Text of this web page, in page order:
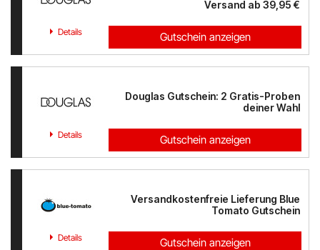
Versand ab 39,95 €
Details Gutschein anzeigen
Douglas Gutschein: 2 Gratis-Proben
deiner Wahl
Details Gutschein anzeigen
Versandkostenfreie Lieferung Blue
Tomato Gutschein
Details Gutschein anzeigen